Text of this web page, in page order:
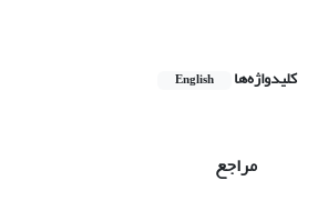
کلیدواژه‌ها English
مراجع